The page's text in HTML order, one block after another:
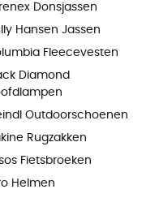
Donsjassen
Hansen Jassen
Fleecevesten
Diamond
Outdoorschoenen
Rugzakken
Fietsbroeken
Helmen